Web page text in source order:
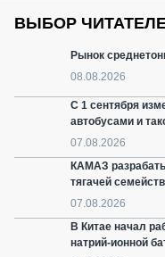
ВЫБОР
Рынок
08.08.2026
С 1 сентября
автобусами и
07.08.2026
КАМАЗ
тягачей
07.08.2026
В Китае начал
натрий-ионной